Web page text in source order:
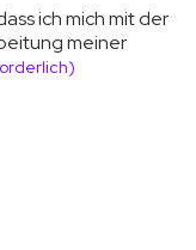
ich mich mit der
meiner